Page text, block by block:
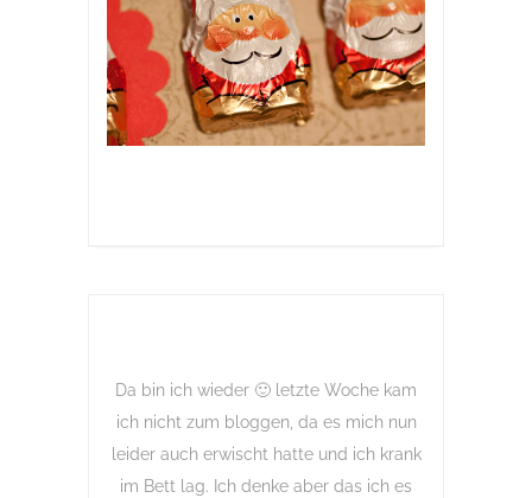
Da bin ich wieder 🙂 letzte Woche kam
ich nicht zum bloggen, da es mich nun
leider auch erwischt hatte und ich krank
im Bett lag. Ich denke aber das ich es